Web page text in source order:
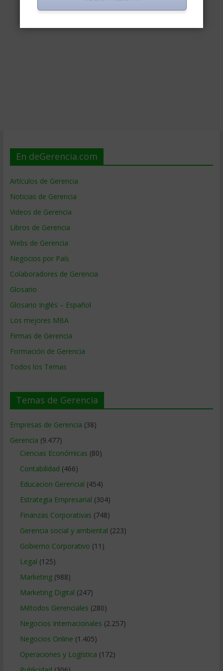
En deGerencia.com
Artículos de Gerencia
Noticias de Gerencia
Videos de Gerencia
Libros de Gerencia
Webs de Gerencia
Negocios por País
Colaboradores de Gerencia
Glosario
Glosario Inglés – Español
Los mejores MBA
Firmas de Gerencia
Formación de Gerencia
Todos los Temas
Temas de Gerencia
Empresas de Gerencia (38)
Gerencia (9.477)
Ciencias Económicas (80)
Contabilidad (466)
Educacion Gerencial (454)
Estrategia Empresarial (304)
Finanzas Corporativas (748)
Gerencia social y ambiental (223)
Gobierno Corporativo (11)
Legal (125)
Marketing(988)
Marketing Digital (247)
Métodos Gerenciales (280)
Negocios Internacionales (2.257)
Negocios Online (1.405)
Operaciones y Logística (172)